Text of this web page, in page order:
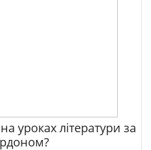
уроках літератури за